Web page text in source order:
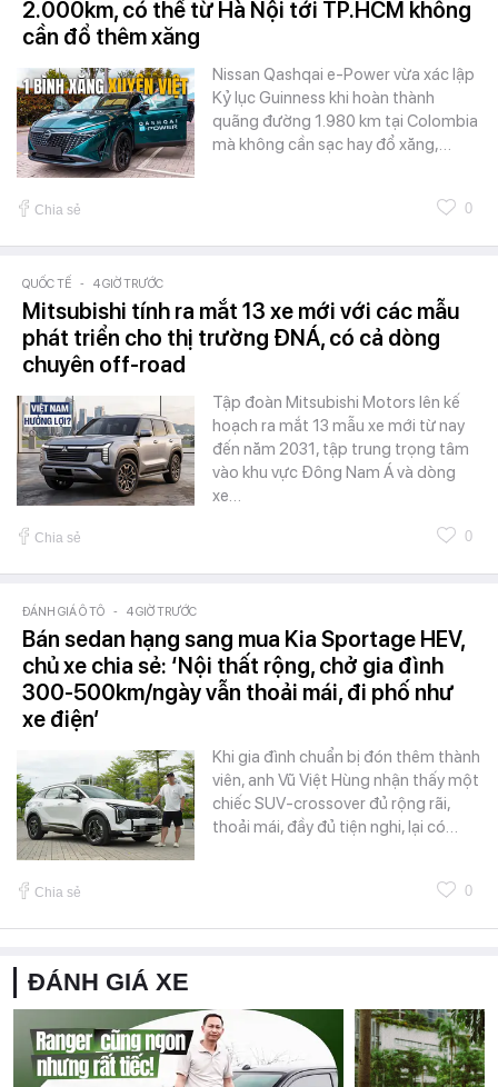
2.000km, có thể từ Hà Nội tới TP.HCM không
cần đổ thêm xăng
Nissan Qashqai e-Power vừa xác lập
Kỷ lục Guinness khi hoàn thành
quãng đường 1.980 km tại Colombia
mà không cần sạc hay đổ xăng,…
Chia sẻ 0
QUỐC TẾ - 4 GIỜ TRƯỚC
Mitsubishi tính ra mắt 13 xe mới với các mẫu
phát triển cho thị trường ĐNÁ, có cả dòng
chuyên off-road
Tập đoàn Mitsubishi Motors lên kế
hoạch ra mắt 13 mẫu xe mới từ nay
đến năm 2031, tập trung trọng tâm
vào khu vực Đông Nam Á và dòng
xe…
Chia sẻ 0
ĐÁNH GIÁ Ô TÔ - 4 GIỜ TRƯỚC
Bán sedan hạng sang mua Kia Sportage HEV,
chủ xe chia sẻ: ‘Nội thất rộng, chở gia đình
300-500km/ngày vẫn thoải mái, đi phố như
xe điện’
Khi gia đình chuẩn bị đón thêm thành
viên, anh Vũ Việt Hùng nhận thấy một
chiếc SUV-crossover đủ rộng rãi,
thoải mái, đầy đủ tiện nghi, lại có…
Chia sẻ 0
ĐÁNH GIÁ XE